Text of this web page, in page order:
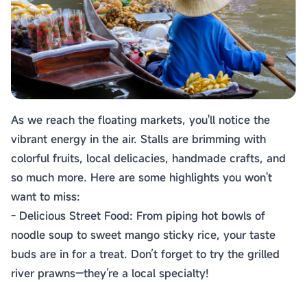
As we reach the floating markets, you'll notice the
vibrant energy in the air. Stalls are brimming with
colorful fruits, local delicacies, handmade crafts, and
so much more. Here are some highlights you won't
want to miss:
- Delicious Street Food: From piping hot bowls of
noodle soup to sweet mango sticky rice, your taste
buds are in for a treat. Don’t forget to try the grilled
river prawns—they’re a local specialty!